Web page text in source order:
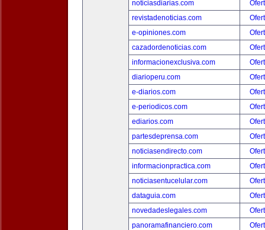
noticiasdiarias.com
revistadenoticias.com
e-opiniones.com
cazadordenoticias.com
informacionexclusiva.com
diarioperu.com
e-diarios.com
e-periodicos.com
ediarios.com
partesdeprensa.com
noticiasendirecto.com
informacionpractica.com
noticiasentucelular.com
dataguia.com
novedadeslegales.com
panoramafinanciero.com